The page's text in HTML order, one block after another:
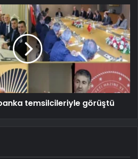
temsilcileriyle görüştü